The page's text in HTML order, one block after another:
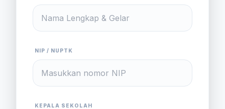
NIP / NUPTK
KEPALA SEKOLAH